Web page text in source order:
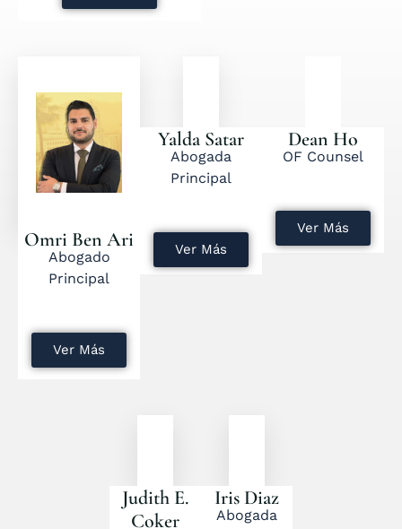
Omri Ben Ari
Abogado
Principal
Ver Más
Yalda Satar
Abogada
Principal
Ver Más
Dean Ho
OF Counsel
Ver Más
Judith E.
Coker
Iris Diaz
Abogada